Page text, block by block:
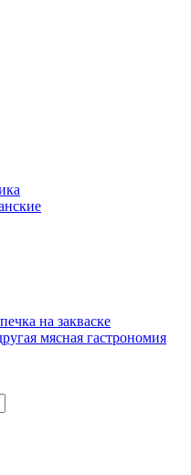
на закваске
мясная гастрономия